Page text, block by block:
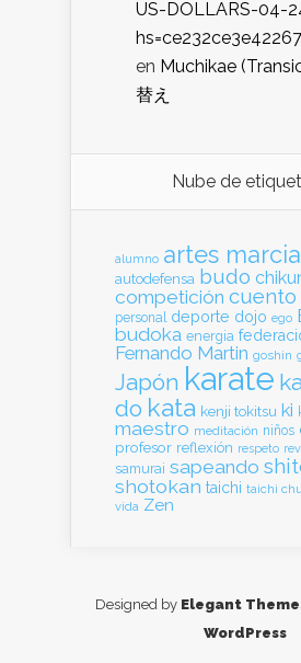
US-DOLLARS-04-
en Muchikae
替え
Nube de
alumno artes
autodefensa budo
competición cuento
personal deporte dojo ego
budoka energia
Fernando Martin goshin
Japón karate
do kata kenji tokitsu ki
maestro meditación niños
profesor reflexión respeto
samurai sapeando
shotokan taichi taichi
vida Zen
Designed by Elegant
WordPress